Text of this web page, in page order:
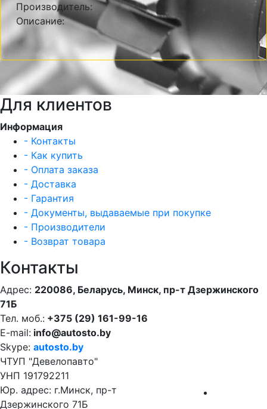
Производитель:
Описание:
Для клиентов
Информация
- Контакты
- Как купить
- Оплата заказа
- Доставка
- Гарантия
- Документы, выдаваемые при покупке
- Производители
- Возврат товара
Контакты
Адрес: 220086, Беларусь, Минск, пр-т Дзержинского
71Б
Тел. моб.: +375 (29) 161-99-16
E-mail: info@autosto.by
Skype: autosto.by
ЧТУП "Девелопавто"
УНП 191792211
Юр. адрес: г.Минск, пр-т
Дзержинского 71Б